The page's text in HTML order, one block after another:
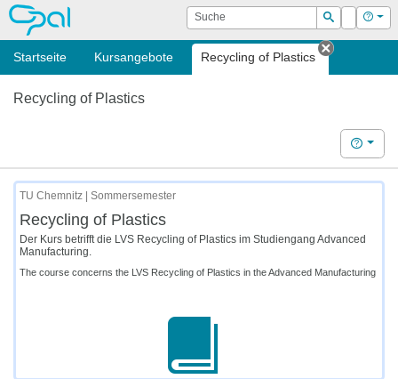
OPAL Suche
Suchen
Login Hilfe
Startseite Kursangebote Recycling of Plastics
Tab
Recycling of Plastics
Hilfe
TU Chemnitz | Sommersemester
Recycling of Plastics
Der Kurs betrifft die LVS Recycling of Plastics im Studiengang Advanced
Manufacturing.
The course concerns the LVS Recycling of Plastics in the Advanced Manufacturing